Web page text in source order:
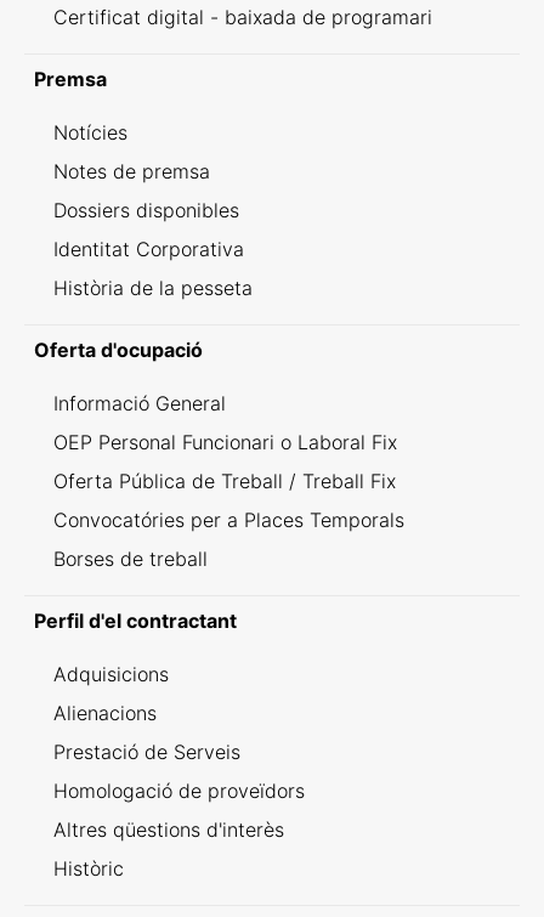
Certificat digital - baixada de programari
Premsa
Notícies
Notes de premsa
Dossiers disponibles
Identitat Corporativa
Història de la pesseta
Oferta d'ocupació
Informació General
OEP Personal Funcionari o Laboral Fix
Oferta Pública de Treball / Treball Fix
Convocatóries per a Places Temporals
Borses de treball
Perfil d'el contractant
Adquisicions
Alienacions
Prestació de Serveis
Homologació de proveïdors
Altres qüestions d'interès
Històric